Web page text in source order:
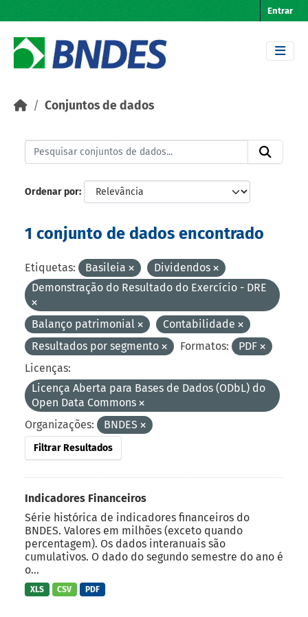
Entrar
Conjuntos de dados
Ordenar por
1 conjunto de dados encontrado
Etiquetas: Basileia
Dividendos
Demonstração do Resultado do Exercício - DRE
Balanço patrimonial
Contabilidade
Resultados por segmento
Formatos:
PDF
Licenças:
Licença Aberta para Bases de Dados (ODbL) do
Open Data Commons
Organizações:
BNDES
Filtrar Resultados
Indicadores Financeiros
Série histórica de indicadores financeiros do
BNDES. Valores em milhões (exceto quando
percentagem). Os dados interanuais são
cumulativos. O dado do segundo semestre do ano é
o...
XLS CSV PDF